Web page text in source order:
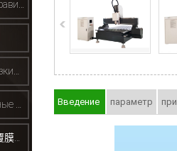
Введение параметр